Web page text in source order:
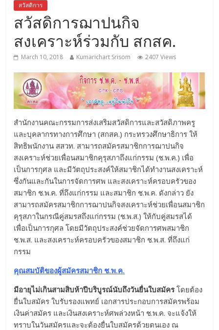
สวัสดิการ
สวัสดิการฌาปนกิจ
สงเคราะห์ร่วมกับ สกสค.
March 10, 2018 Kumarichart Srisom 2407 Views
สำนักงานคณะกรรมการส่งเสริมสวัสดิการและสวัสดิภาพครู
และบุคลากรทางการศึกษา (สกสค.) กระทรวงศึกษาธิการ ให้
สิทธิพนักงาน สสวท. สามารถสมัครสมาชิกการฌาปนกิจ
สงเคราะห์ช่วยเพื่อนสมาชิกคุรุสภาถึงแก่กรรม (ช.พ.ค.) เพื่อ
เป็นการกุศล และมีวัตถุประสงค์ให้สมาชิกได้ทำงานสงเคราะห์
ซึ่งกันและกันในการจัดการศพ และสงเคราะห์ครอบครัวของ
สมาชิก ช.พ.ค. ที่ถึงแก่กรรม และสมาชิก ช.พ.ค. ดังกล่าว ยัง
สามารถสมัครสมาชิกการฌาปนกิจสงเคราะห์ช่วยเพื่อนสมาชิก
คุรุสภาในกรณีคู่สมรสถึงแก่กรรม (ช.พ.ส.) ให้กับคู่สมรสได้
เพื่อเป็นการกุศล โดยมีวัตถุประสงค์ช่วยจัดการศพสมาชิก
ช.พ.ส. และสงเคราะห์ครอบครัวของสมาชิก ช.พ.ส. ที่ถึงแก่
กรรม
คุณสมบัติของผู้สมัครสมาชิก ช.พ.ค.
มีอายุไม่เกินสามสิบห้าปีบริบูรณ์นับถึงวันยื่นใบสมัครโดยต้อง
ยื่นใบสมัคร ใบรับรองแพทย์ เอกสารประกอบการสมัครพร้อม
เงินค่าสมัคร และเงินสงเคราะห์ศพล่วงหน้า ช.พ.ค. จะแจ้งให้
ทราบในวันสมัครและจะต้องยื่นใบสมัครด้วยตนเอง ณ